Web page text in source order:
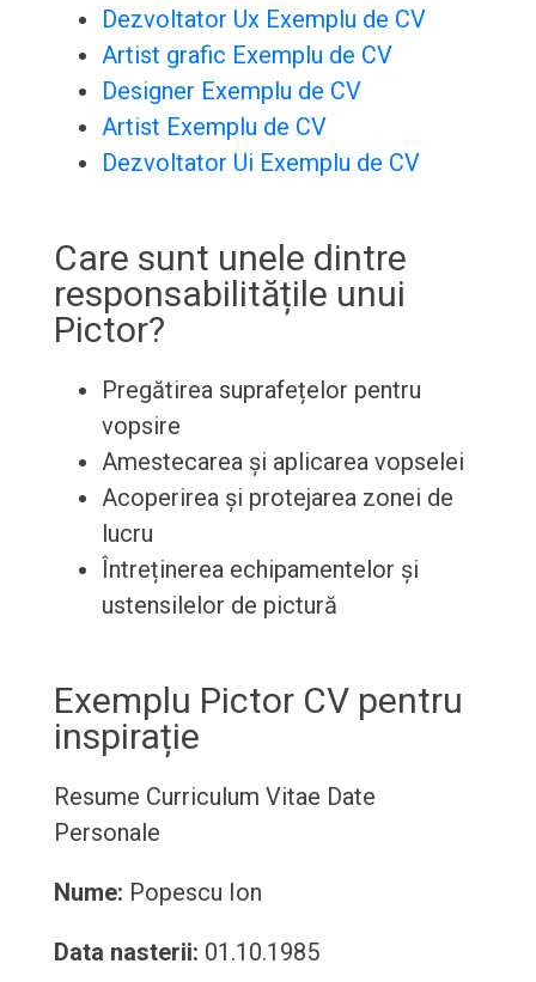
Dezvoltator Ux Exemplu de CV
Artist grafic Exemplu de CV
Designer Exemplu de CV
Artist Exemplu de CV
Dezvoltator Ui Exemplu de CV
Care sunt unele dintre
responsabilitățile unui
Pictor?
Pregătirea suprafețelor pentru
vopsire
Amestecarea și aplicarea vopselei
Acoperirea și protejarea zonei de
lucru
Întreținerea echipamentelor și
ustensilelor de pictură
Exemplu Pictor CV pentru
inspirație
Resume Curriculum Vitae Date
Personale
Nume: Popescu Ion
Data nasterii: 01.10.1985